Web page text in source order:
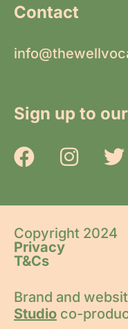
Contact
Sign up to
Copyright 2024
Privacy
T&Cs
Brand and
Studio co-